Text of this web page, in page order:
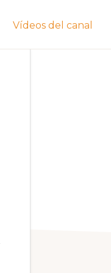
Vídeos del canal